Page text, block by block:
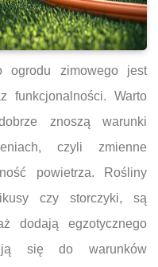
ogrodu zimowego jest
funkcjonalności. Warto
znoszą warunki
czyli zmienne
powietrza. Rośliny
czy storczyki, są
dodają egzotycznego
się do warunków